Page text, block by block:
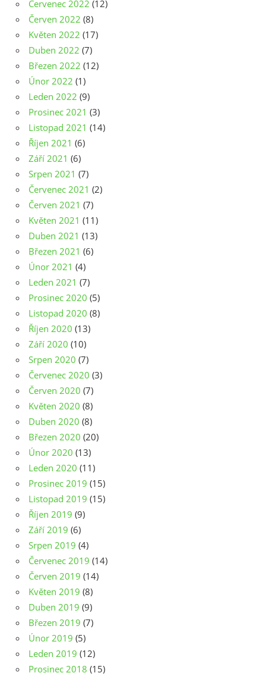
Červenec 2022 (12)
Červen 2022 (8)
Květen 2022 (17)
Duben 2022 (7)
Březen 2022 (12)
Únor 2022 (1)
Leden 2022 (9)
Prosinec 2021 (3)
Listopad 2021 (14)
Říjen 2021 (6)
Září 2021 (6)
Srpen 2021 (7)
Červenec 2021 (2)
Červen 2021 (7)
Květen 2021 (11)
Duben 2021 (13)
Březen 2021 (6)
Únor 2021 (4)
Leden 2021 (7)
Prosinec 2020 (5)
Listopad 2020 (8)
Říjen 2020 (13)
Září 2020 (10)
Srpen 2020 (7)
Červenec 2020 (3)
Červen 2020 (7)
Květen 2020 (8)
Duben 2020 (8)
Březen 2020 (20)
Únor 2020 (13)
Leden 2020 (11)
Prosinec 2019 (15)
Listopad 2019 (15)
Říjen 2019 (9)
Září 2019 (6)
Srpen 2019 (4)
Červenec 2019 (14)
Červen 2019 (14)
Květen 2019 (8)
Duben 2019 (9)
Březen 2019 (7)
Únor 2019 (5)
Leden 2019 (12)
Prosinec 2018 (15)